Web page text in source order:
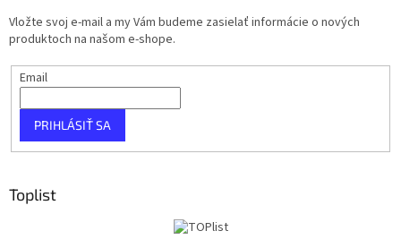
Vložte svoj e-mail a my Vám budeme zasielať informácie o nových
produktoch na našom e-shope.
Email
PRIHLÁSIŤ SA
Toplist